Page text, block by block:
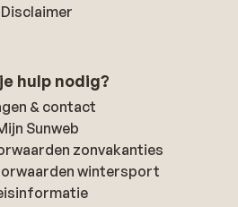
Disclaimer
hulp nodig?
& contact
Sunweb
zonvakanties
wintersport